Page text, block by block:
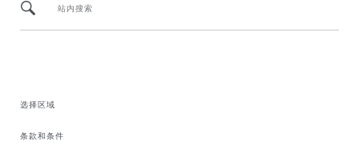
站内搜索
选择区域
条款和条件